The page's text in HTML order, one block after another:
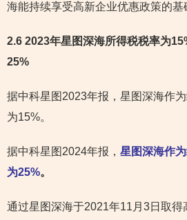
海能持续享受高新企业优惠政策的基
2.6 2023年星图深海所得税税率为
25%
据中科星图2023年报，星图深海作
为15%。
据中科星图2024年报， 星图深海作
为25%。
通过星图深海于2021年11月3日取得